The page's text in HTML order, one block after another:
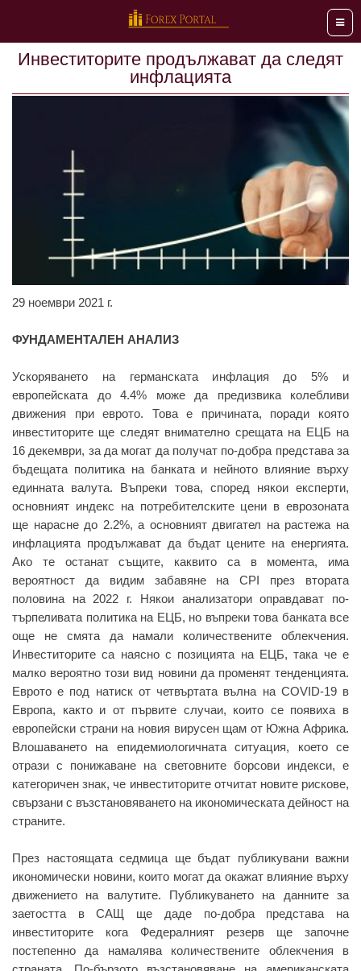
Меню
Инвеститорите продължават да следят
инфлацията
29 ноември 2021 г.
ФУНДАМЕНТАЛЕН АНАЛИЗ
Ускоряването на германската инфлация до 5% и
европейската до 4.4% може да предизвика колебливи
движения при еврото. Това е причината, поради която
инвеститорите ще следят внимателно срещата на ЕЦБ на
16 декември, за да могат да получат по-добра представа за
бъдещата политика на банката и нейното влияние върху
единната валута. Въпреки това, според някои експерти,
основният индекс на потребителските цени в еврозоната
ще нарасне до 2.2%, а основният двигател на растежа на
инфлацията продължават да бъдат цените на енергията.
Ако те останат същите, каквито са в момента, има
вероятност да видим забавяне на CPI през втората
половина на 2022 г. Някои анализатори оправдават по-
търпеливата политика на ЕЦБ, но въпреки това банката все
още не смята да намали количествените облекчения.
Инвеститорите са наясно с позицията на ЕЦБ, така че е
малко вероятно този вид новини да променят тенденцията.
Еврото е под натиск от четвъртата вълна на COVID-19 в
Европа, както и от първите случаи, които се появиха в
европейски страни на новия вирусен щам от Южна Африка.
Влошаването на епидемиологичната ситуация, което се
отрази с понижаване на световните борсови индекси, е
категоричен знак, че инвеститорите отчитат новите рискове,
свързани с възстановяването на икономическата дейност на
страните.
През настоящата седмица ще бъдат публикувани важни
икономически новини, които могат да окажат влияние върху
движението на валутите. Публикуването на данните за
заетостта в САЩ ще даде по-добра представа на
инвеститорите кога Федералният резерв ще започне
постепенно да намалява количествените облекчения в